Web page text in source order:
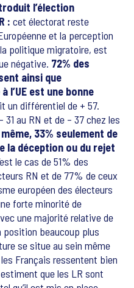
l’élection
: cet électorat reste
et la perception
politique migratoire, est
négative. 72% des
ainsi que
l’UE est une bonne
un différentiel de + 57.
au RN et de – 37 chez les
même, 33% seulement de
la déception ou du rejet
le cas de 51% des
RN et de 77% de ceux
européen des électeurs
forte minorité de
une majorité relative de
beaucoup plus
se situe au sein même
Français ressentent bien
que les LR sont